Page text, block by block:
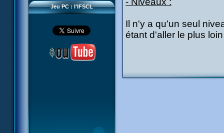
Jeu PC : l'IFSCL
Il n'y a qu'un seul
étant d'aller le plus